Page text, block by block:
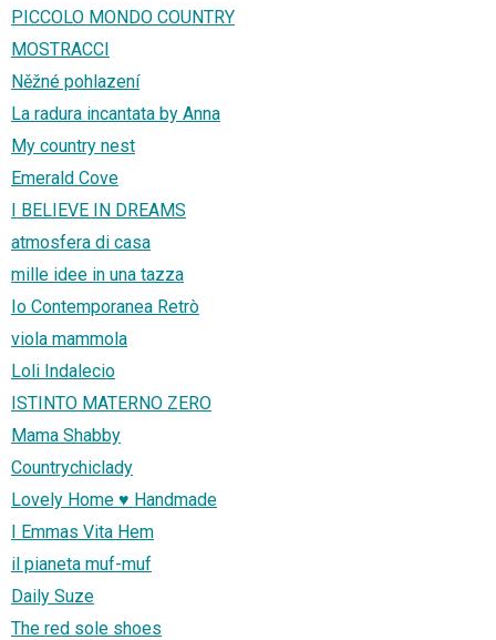
PICCOLO MONDO COUNTRY
MOSTRACCI
Něžné pohlazení
La radura incantata by Anna
My country nest
Emerald Cove
I BELIEVE IN DREAMS
atmosfera di casa
mille idee in una tazza
Io Contemporanea Retrò
viola mammola
Loli Indalecio
ISTINTO MATERNO ZERO
Mama Shabby
Countrychiclady
Lovely Home ♥ Handmade
I Emmas Vita Hem
il pianeta muf-muf
Daily Suze
The red sole shoes